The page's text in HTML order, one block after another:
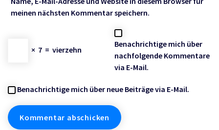
meinen nächsten Kommentar speichern.
× 7 = vierzehn
Benachrichtige mich über
nachfolgende Kommentare
via E-Mail.
Benachrichtige mich über neue Beiträge via E-Mail.